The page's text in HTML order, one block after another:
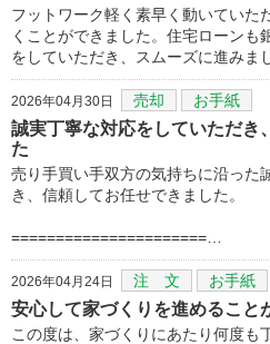
フットワーク軽く素早く動いていた
くことができました。住宅ローンも
をしていただき、スムーズに進みま
2026年04月30日 売却 お手紙
誠実丁寧な対応をしていただき
た
売り手買い手双方の気持ちに沿った
き、信頼してお任せできました。
======================…
2026年04月24日 注 文 お手紙
安心して家づくりを進めること
この度は、家づくりにあたり何度も